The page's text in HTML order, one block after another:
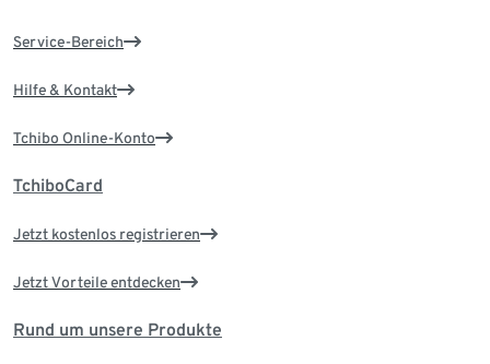
Service-Bereich
Hilfe & Kontakt
Tchibo Online-Konto
TchiboCard
Jetzt kostenlos registrieren
Jetzt Vorteile entdecken
Rund um unsere Produkte